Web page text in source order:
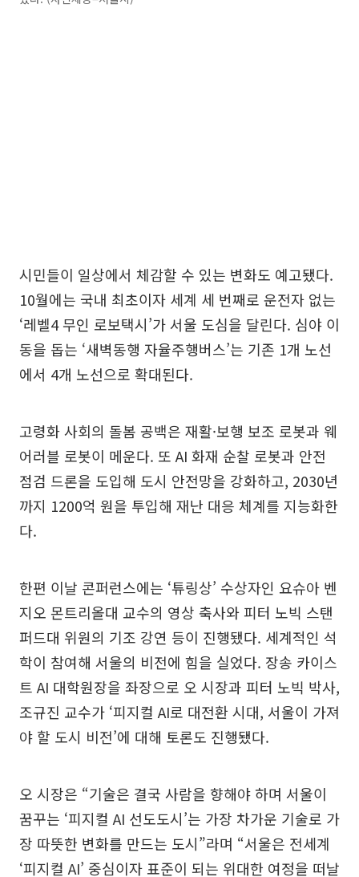
시민들이 일상에서 체감할 수 있는 변화도 예고됐다.
10월에는 국내 최초이자 세계 세 번째로 운전자 없는
‘레벨4 무인 로보택시’가 서울 도심을 달린다. 심야 이
동을 돕는 ‘새벽동행 자율주행버스’는 기존 1개 노선
에서 4개 노선으로 확대된다.
고령화 사회의 돌봄 공백은 재활·보행 보조 로봇과 웨
어러블 로봇이 메운다. 또 AI 화재 순찰 로봇과 안전
점검 드론을 도입해 도시 안전망을 강화하고, 2030년
까지 1200억 원을 투입해 재난 대응 체계를 지능화한
다.
한편 이날 콘퍼런스에는 ‘튜링상’ 수상자인 요슈아 벤
지오 몬트리올대 교수의 영상 축사와 피터 노빅 스탠
퍼드대 위원의 기조 강연 등이 진행됐다. 세계적인 석
학이 참여해 서울의 비전에 힘을 실었다. 장송 카이스
트 AI 대학원장을 좌장으로 오 시장과 피터 노빅 박사,
조규진 교수가 ‘피지컬 AI로 대전환 시대, 서울이 가져
야 할 도시 비전’에 대해 토론도 진행됐다.
오 시장은 “기술은 결국 사람을 향해야 하며 서울이
꿈꾸는 ‘피지컬 AI 선도도시’는 가장 차가운 기술로 가
장 따뜻한 변화를 만드는 도시”라며 “서울은 전세계
‘피지컬 AI’ 중심이자 표준이 되는 위대한 여정을 떠날